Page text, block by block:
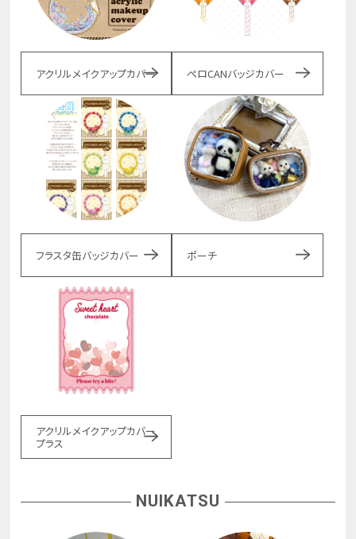
アクリルメイクアップカバー ペロCANバッジカバー
フラスタ缶バッジカバー ポーチ
アクリルメイクアップカバー
プラス
NUIKATSU